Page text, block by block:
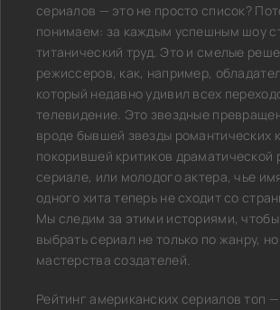
сериалов — это не просто список?
понимаем: за каждым успешным шоу
титанический труд. Это и смелые
режиссеров, как, например,
который недавно удивил всех
телевидение. Это звездные
вроде бывшей звезды романтических
покорившей критиков драматической
сериале, или молодого актера, чье
одного хита теперь не сходит со
Мы следим за этими историями,
выбрать сериал не только по жанру,
мастерства создателей.
Рейтинг американских сериалов топ